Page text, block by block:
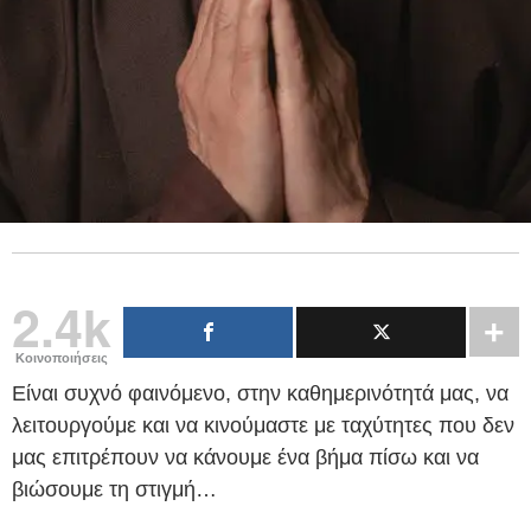
2.4k
Κοινοποιήσεις
Είναι συχνό φαινόμενο, στην καθημερινότητά μας, να
λειτουργούμε και να κινούμαστε με ταχύτητες που δεν
μας επιτρέπουν να κάνουμε ένα βήμα πίσω και να
βιώσουμε τη στιγμή…